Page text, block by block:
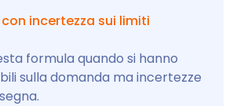
incertezza sui limiti
formula quando si hanno
sulla domanda ma incertezze